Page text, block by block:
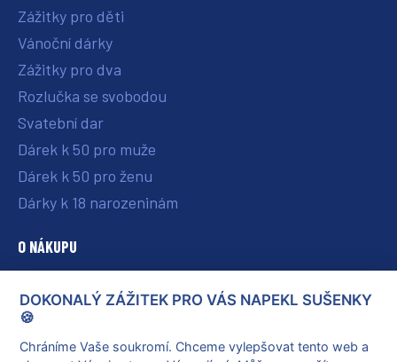
Zážitky pro děti
Vánoční dárky
Zážitky pro dva
Rozlučka se svobodou
Svatební dar
Dárek k 50 pro muže
Dárek k 50 pro ženu
Dárky k 18 narozeninám
O NÁKUPU
O nás
Vše o nákupu
Reklamace a vrácení poukazu
DOKONALÝ ZÁŽITEK PRO VÁS NAPEKL SUŠENKY
🍪
Chráníme Vaše soukromí. Chceme vylepšovat tento web a